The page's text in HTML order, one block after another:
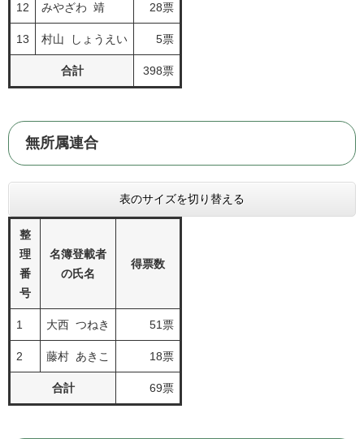
12 みやざわ 靖 28票
13 村山 しょうえい 5票
合計 398票
無所属連合
表のサイズを切り替える
整
理
番
号
名簿登載者
の氏名
得票数
1 大西 つねき 51票
2 藤村 あきこ 18票
合計 69票